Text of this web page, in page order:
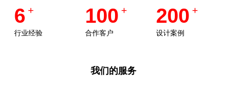
6 +
行业经验
100 +
合作客户
200 +
设计案例
我们的服务